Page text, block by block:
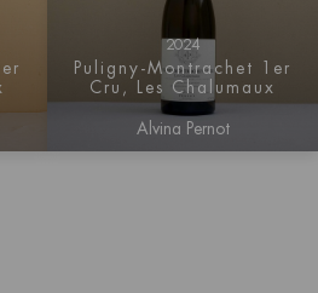
2024
Puligny-Montrachet 1er
Cru, Les Chalumaux
Alvina Pernot